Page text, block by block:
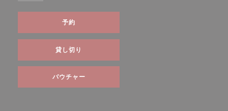
予約
貸し切り
バウチャー